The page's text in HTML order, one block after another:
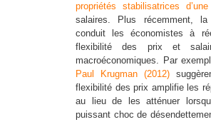
propriétés stabilisatrices
salaires. Plus récemment,
conduit les économistes à
flexibilité des prix et
macroéconomiques. Par
Paul Krugman (2012)
flexibilité des prix amplifie les
au lieu de les atténuer
puissant choc de